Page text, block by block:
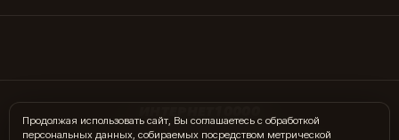
Продолжая использовать сайт, Вы соглашаетесь с обработкой
персональных данных, собираемых посредством метрической